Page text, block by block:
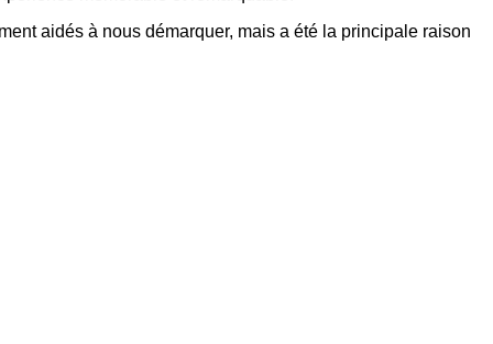
aidés à nous démarquer, mais a été la principale raison